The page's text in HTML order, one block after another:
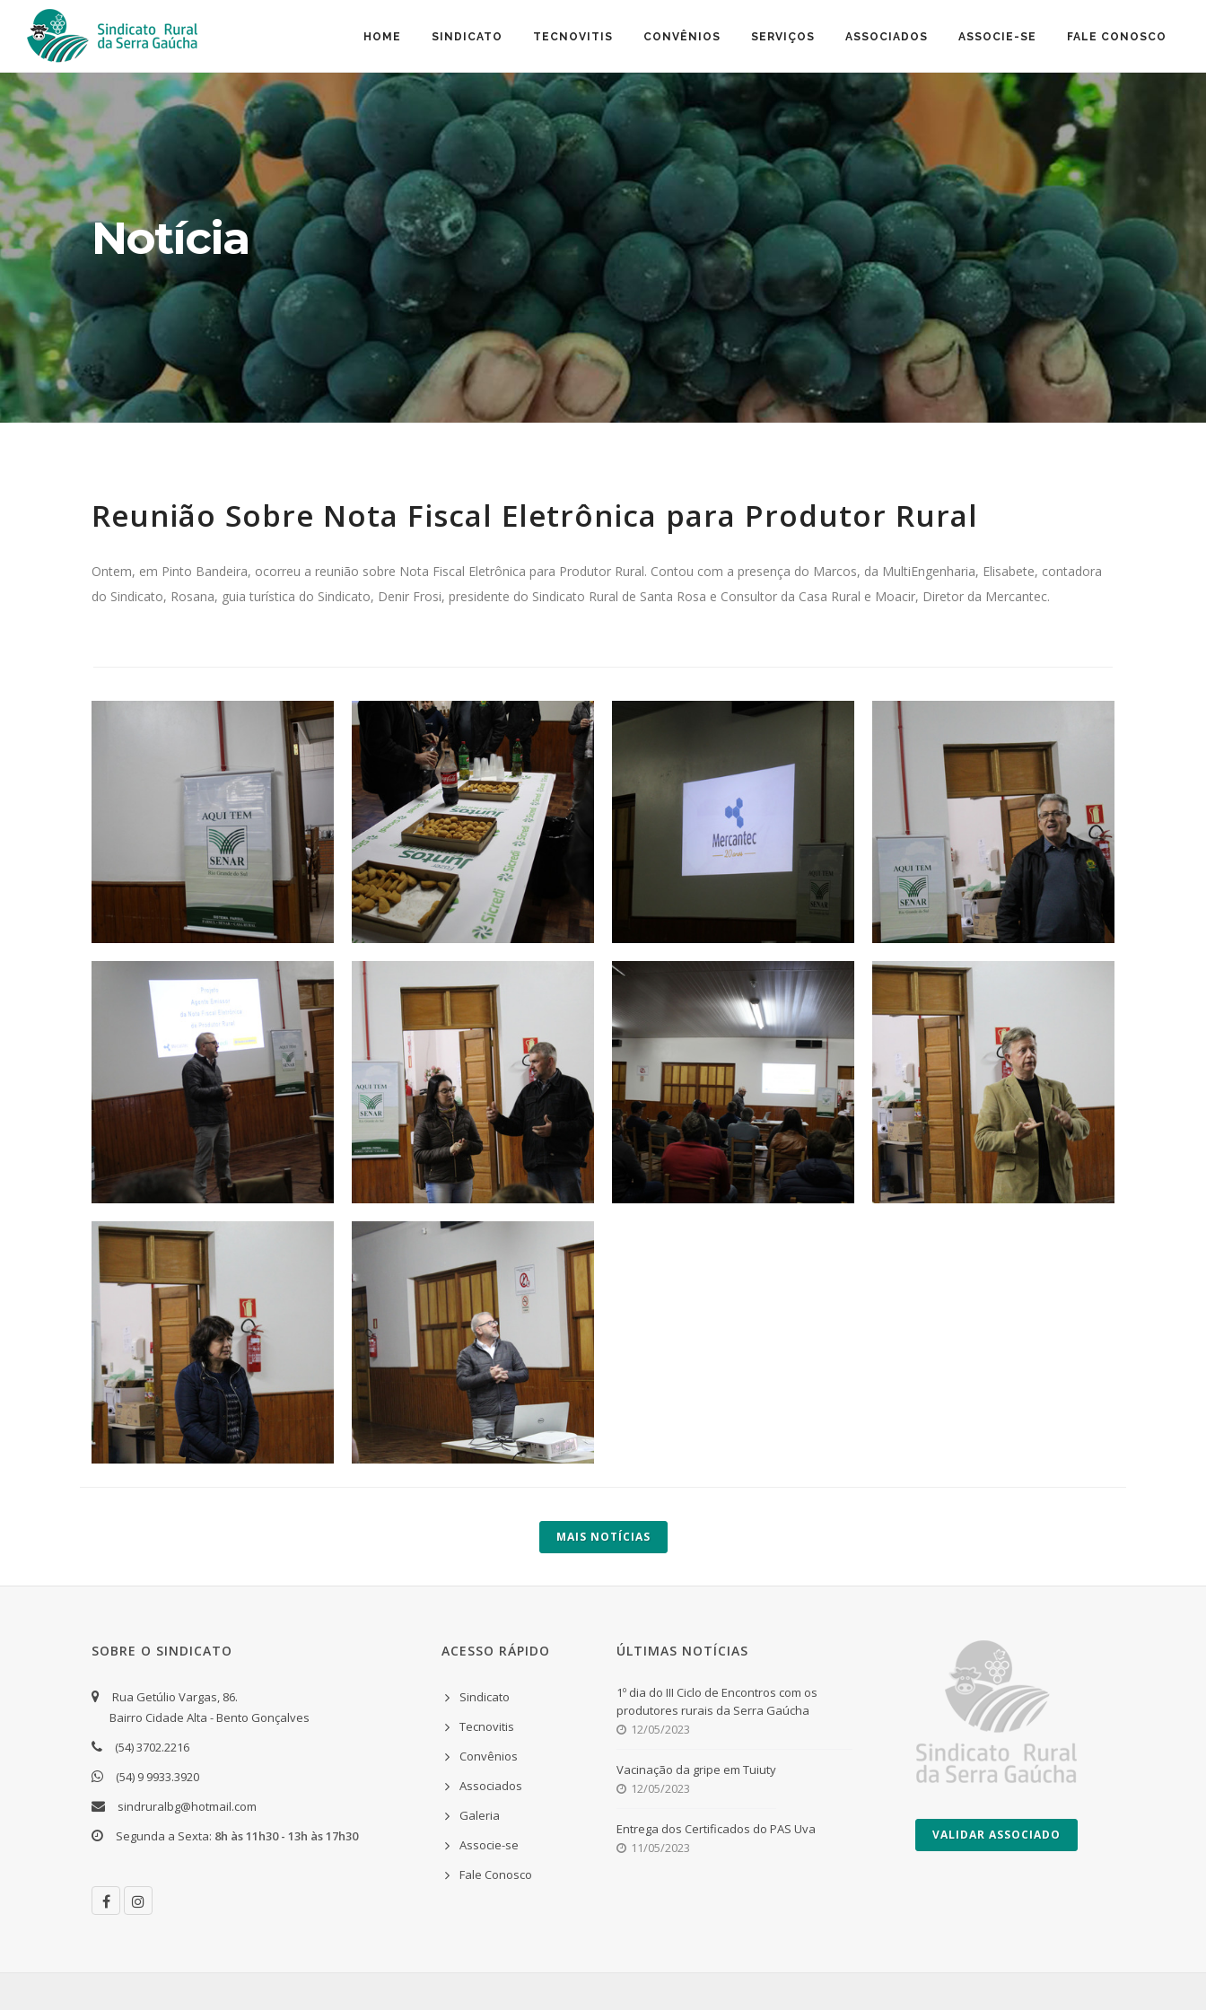
HOME SINDICATO TECNOVITIS CONVÊNIOS SERVIÇOS ASSOCIADOS ASSOCIE-SE FALE CONOSCO
Notícia
Reunião Sobre Nota Fiscal Eletrônica para Produtor Rural
Ontem, em Pinto Bandeira, ocorreu a reunião sobre Nota Fiscal Eletrônica para Produtor Rural. Contou com a presença do Marcos, da MultiEngenharia, Elisabete, contadora
do Sindicato, Rosana, guia turística do Sindicato, Denir Frosi, presidente do Sindicato Rural de Santa Rosa e Consultor da Casa Rural e Moacir, Diretor da Mercantec.
MAIS NOTÍCIAS
SOBRE O SINDICATO
Rua Getúlio Vargas, 86.
Bairro Cidade Alta - Bento Gonçalves
(54) 3702.2216
(54) 9 9933.3920
sindruralbg@hotmail.com
Segunda a Sexta: 8h às 11h30 - 13h às 17h30
ACESSO RÁPIDO
Sindicato
Tecnovitis
Convênios
Associados
Galeria
Associe-se
Fale Conosco
ÚLTIMAS NOTÍCIAS
1º dia do III Ciclo de Encontros com os
produtores rurais da Serra Gaúcha
12/05/2023
Vacinação da gripe em Tuiuty
12/05/2023
Entrega dos Certificados do PAS Uva
11/05/2023
VALIDAR ASSOCIADO